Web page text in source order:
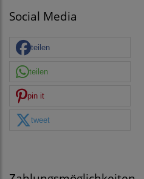
Social Media
teilen
teilen
pin it
tweet